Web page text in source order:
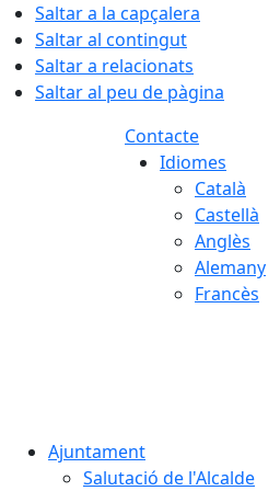
Saltar a la capçalera
Saltar al contingut
Saltar a relacionats
Saltar al peu de pàgina
Contacte
Idiomes
Català
Castellà
Anglès
Alemany
Francès
Ajuntament
Salutació de l'Alcalde